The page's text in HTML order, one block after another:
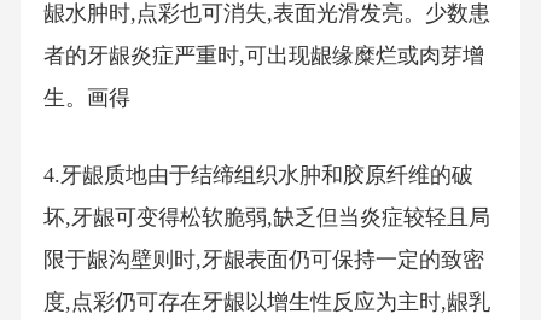
龈水肿时,点彩也可消失,表面光滑发亮。少数患
者的牙龈炎症严重时,可出现龈缘糜烂或肉芽增
生。画得
4.牙龈质地由于结缔组织水肿和胶原纤维的破
坏,牙龈可变得松软脆弱,缺乏但当炎症较轻且局
限于龈沟壁则时,牙龈表面仍可保持一定的致密
度,点彩仍可存在牙龈以增生性反应为主时,龈乳